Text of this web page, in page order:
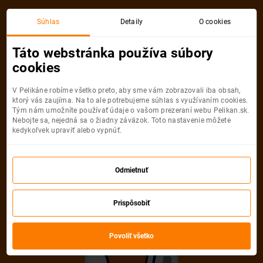
Detail pobytu
Ups! Tento pobyt
nemožno nájsť
Pelikán sa veľmi snažil, ale uvedenú
ponuku nevie nájsť. Možno, že je
neaktuálna alebo uvedená URL adresa
nie je správna.
Súhlas Detaily O cookies
Táto webstránka používa súbory
cookies
V Pelikáne robíme všetko preto, aby sme vám zobrazovali iba obsah,
ktorý vás zaujíma. Na to ale potrebujeme súhlas s využívaním cookies.
Tým nám umožníte používať údaje o vašom prezeraní webu Pelikan.sk.
Nebojte sa, nejedná sa o žiadny záväzok. Toto nastavenie môžete
kedykoľvek upraviť alebo vypnúť.
Odmietnuť
Prispôsobiť
Povoliť všetko